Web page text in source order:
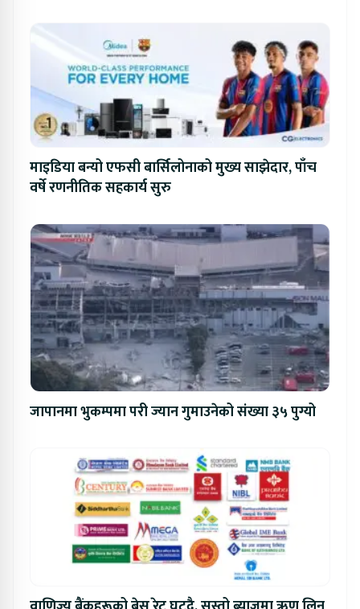
माइडिया बन्यो एफसी बार्सिलोनाको मुख्य साझेदार, पाँच
वर्षे रणनीतिक सहकार्य सुरु
जापानमा भुकम्पमा परी ज्यान गुमाउनेको संख्या ३५ पुग्यो